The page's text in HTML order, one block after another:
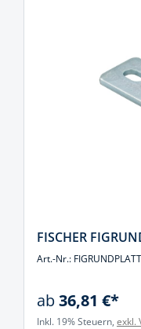
FISCHER
Art.-Nr.:
ab36,81 €*
Inkl. 19% Steuern, exkl.